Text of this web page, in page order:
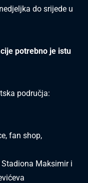
do srijede u
potrebno je istu
područja:
fan shop,
Maksimir i